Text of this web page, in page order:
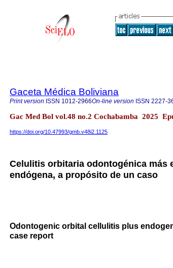
Gaceta Médica Boliviana
Print version ISSN 1012-2966On-line version ISSN 2227-
Gac Med Bol vol.48 no.2 Cochabamba 2025
https://doi.org/10.47993/gmb.v48i2.1125
Celulitis orbitaria odontogénica más
endógena, a propósito de un caso
Odontogenic orbital cellulitis plus
case report